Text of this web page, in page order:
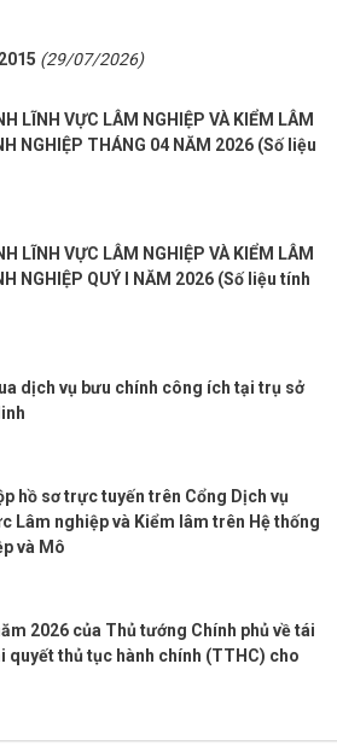
(29/07/2026)
LĨNH VỰC LÂM NGHIỆP VÀ KIỂM LÂM
NGHIỆP THÁNG 04 NĂM 2026 (Số liệu
LĨNH VỰC LÂM NGHIỆP VÀ KIỂM LÂM
NGHIỆP QUÝ I NĂM 2026 (Số liệu tính
dịch vụ bưu chính công ích tại trụ sở
hồ sơ trực tuyến trên Cổng Dịch vụ
Lâm nghiệp và Kiểm lâm trên Hệ thống
và Mô
2026 của Thủ tướng Chính phủ về tái
thủ tục hành chính (TTHC) cho